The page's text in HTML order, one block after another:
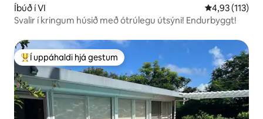
Íbúð í VI 4,93 af 5 í
4,93 (113)
Svalir í kringum húsið með ótrúlegu útsýni! Endurbyggt!
Í mestu uppáhaldi hjá gestum
Í uppáhaldi hjá gestum